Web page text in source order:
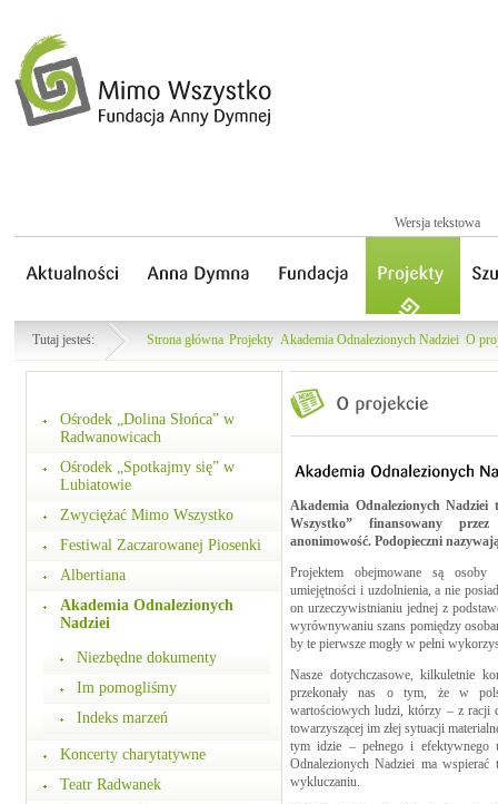
Wersja tekstowa
Tutaj jesteś: Strona główna Projekty Akademia Odnalezionych Nadziei O
Ośrodek „Dolina Słońca” w
Radwanowicach
Ośrodek „Spotkajmy się” w
Lubiatowie
Zwyciężać Mimo Wszystko
Festiwal Zaczarowanej Piosenki
Albertiana
Akademia Odnalezionych
Nadziei
Niezbędne dokumenty
Im pomogliśmy
Indeks marzeń
Koncerty charytatywne
Teatr Radwanek
Akademia Odnalezionych
Wszystko” finansowany
anonimowość. Podopieczni
Projektem obejmowane są osoby
umiejętności i uzdolnienia, a nie
on urzeczywistnianiu jednej z
wyrównywaniu szans pomiędzy
by te pierwsze mogły w pełni
Nasze dotychczasowe, kilkuletnie
przekonały nas o tym, że w
wartościowych ludzi, którzy – z racji
towarzyszącej im złej sytuacji
tym idzie – pełnego i efektywnego
Odnalezionych Nadziei ma wspierać
wykluczaniu.